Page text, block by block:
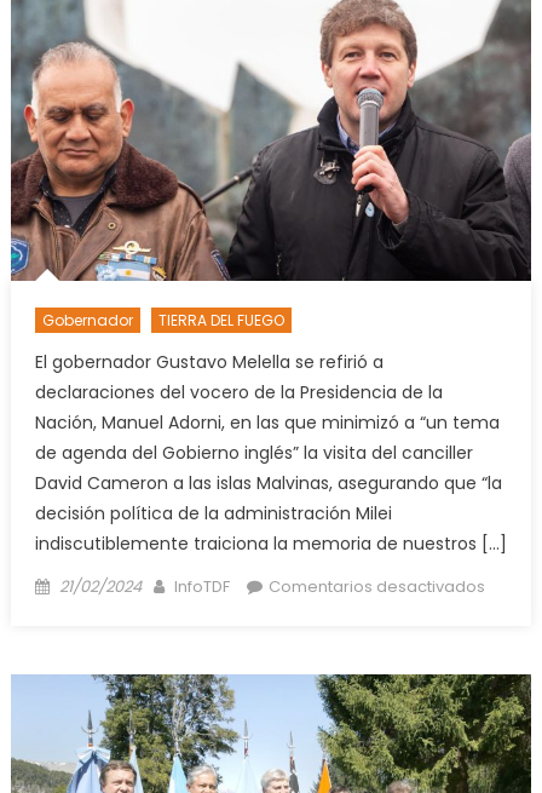
la
del
ajuste
Gobernador TIERRA DEL FUEGO
El gobernador Gustavo Melella se refirió a
declaraciones del vocero de la Presidencia de la
Nación, Manuel Adorni, en las que minimizó a “un tema
de agenda del Gobierno inglés” la visita del canciller
David Cameron a las islas Malvinas, asegurando que “la
decisión política de la administración Milei
indiscutiblemente traiciona la memoria de nuestros […]
Posted
21/02/2024 Author
InfoTDF Comentarios desactivadosen
de
Nación
es